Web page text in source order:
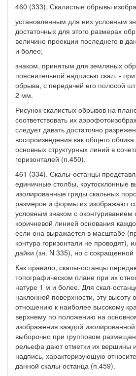
460 (333). Скалистые обрывы
установленным для них условным
достаточных для этого размерах
величине проекции последнего в
и более;
знаком, принятым для земляных
пояснительной надписью скал. -
обрыва, с передачей его полосой
2 мм.
Рисунок скалистых обрывов на
соответствовать их
следует давать достаточно
воспроизведения как общего
основных структурных линий в
горизонталей (п.450).
461 (334). Скалы-останцы
единичные столбы, крутосклонные
изолированные гряды скальных
размеров и формы их изображают
условным знаком с оконтуриванием
коричневой линией основания
если она выражается в масштабе
контура горизонтали не проводят),
дайки (зн. N 335), но с сокращенной
Как правило, скалы-останцы
топографическом плане при их
натуре 1 м и более. Для скал-
наклонной поверхности, эту высоту
отношению к наиболее высокому
верхнему по положению на
изображения каждой
выборочно при групповом
рельефа дают отметки их вершины
надпись, характеризующую
данной скалы-останца (п.459).